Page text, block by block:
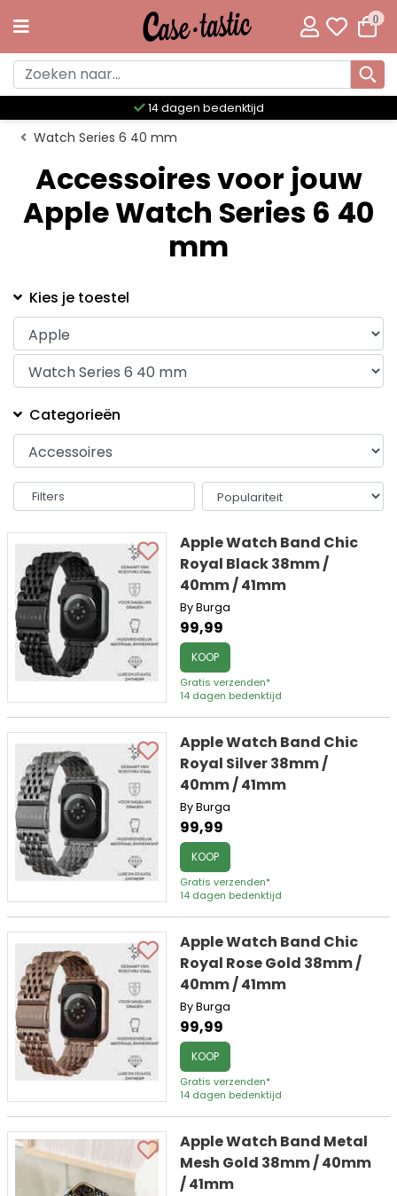
0
14 dagen bedenktijd
Watch Series 6 40 mm
Accessoires voor jouw
Apple Watch Series 6 40
mm
Kies je toestel
Categorieën
Filters
Apple Watch Band Chic
Royal Black 38mm /
40mm / 41mm
By Burga
99,99
KOOP
Gratis verzenden*
14 dagen bedenktijd
Apple Watch Band Chic
Royal Silver 38mm /
40mm / 41mm
By Burga
99,99
KOOP
Gratis verzenden*
14 dagen bedenktijd
Apple Watch Band Chic
Royal Rose Gold 38mm /
40mm / 41mm
By Burga
99,99
KOOP
Gratis verzenden*
14 dagen bedenktijd
Apple Watch Band Metal
Mesh Gold 38mm / 40mm
/ 41mm